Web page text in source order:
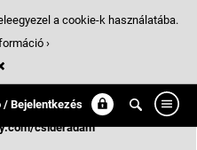
/ Bejelentkezés
csideradam
a cookie-k használatába.
›